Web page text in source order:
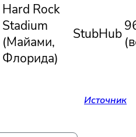
Hard Rock
Stadium
(Майами,
Флорида)
StubHub
Источник